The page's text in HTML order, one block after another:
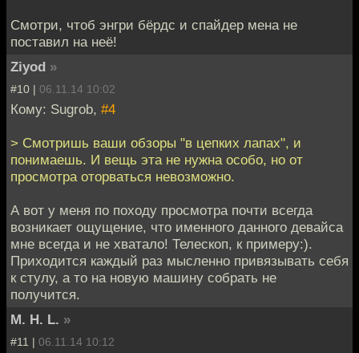
Смотри, чтоб энгри бёрдс и спайдер мена не
поставил на неё!
Ziyod »
#10 | 06.11.14 10:02
Кому: Sugrob, #4
> Смотришь ваши обзоры "в цепких лапах", и
понимаешь. И вещь эта не нужна особо, но от
просмотра оторваться невозможно.
А вот у меня по походу просмотра почти всегда
возникает ощущение, что именного данного девайса
мне всегда и не хватало! Телескоп, к примеру:).
Приходится каждый раз мысленно привязывать себя
к стулу, а то на новую машину собрать не
получится.
M. H. L. »
#11 | 06.11.14 10:12